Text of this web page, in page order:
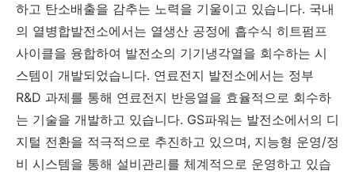
하고 탄소배출을 감추는 노력을 기울이고 있습니다. 국내
의 열병합발전소에서는 열생산 공정에 흡수식 히트펌프
사이클을 융합하여 발전소의 기기냉각열을 회수하는 시
스템이 개발되었습니다. 연료전지 발전소에서는 정부
R&D 과제를 통해 연료전지 반응열을 효율적으로 회수하
는 기술을 개발하고 있습니다. GS파워는 발전소에서의 디
지털 전환을 적극적으로 추진하고 있으며, 지능형 운영/정
비 시스템을 통해 설비관리를 체계적으로 운영하고 있습